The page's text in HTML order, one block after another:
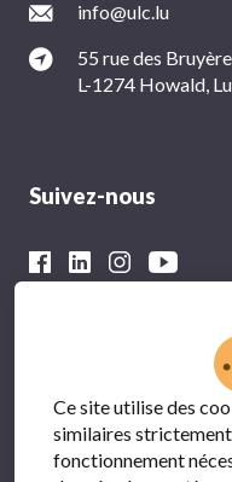
info@ulc.lu
55 rue des
L-1274 Howald,
Suivez-nous
Avec le soutien
Ce site utilise des
similaires strictement
fonctionnement